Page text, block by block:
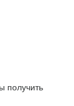
получить